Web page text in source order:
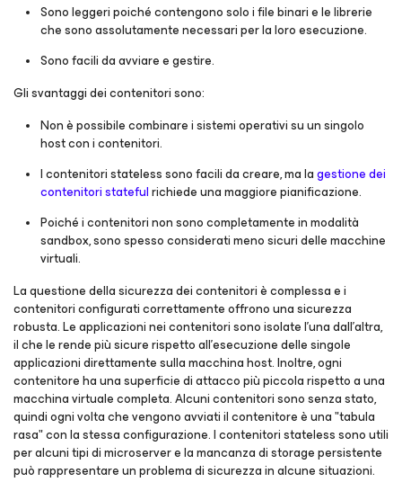
Sono leggeri poiché contengono solo i file binari e le librerie
che sono assolutamente necessari per la loro esecuzione.
Sono facili da avviare e gestire.
Gli svantaggi dei contenitori sono:
Non è possibile combinare i sistemi operativi su un singolo
host con i contenitori.
I contenitori stateless sono facili da creare, ma lagestione dei
contenitori statefulrichiede una maggiore pianificazione.
Poiché i contenitori non sono completamente in modalità
sandbox, sono spesso considerati meno sicuri delle macchine
virtuali.
La questione della sicurezza dei contenitori è complessa e i
contenitori configurati correttamente offrono una sicurezza
robusta. Le applicazioni nei contenitori sono isolate l'una dall'altra,
il che le rende più sicure rispetto all'esecuzione delle singole
applicazioni direttamente sulla macchina host. Inoltre, ogni
contenitore ha una superficie di attacco più piccola rispetto a una
macchina virtuale completa. Alcuni contenitori sono senza stato,
quindi ogni volta che vengono avviati il contenitore è una "tabula
rasa" con la stessa configurazione. I contenitori stateless sono utili
per alcuni tipi di microserver e la mancanza di storage persistente
può rappresentare un problema di sicurezza in alcune situazioni.